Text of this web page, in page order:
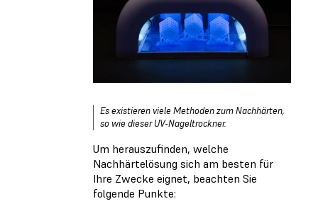
Es existieren viele Methoden zum Nachhärten,
so wie dieser UV-Nageltrockner.
Um herauszufinden, welche
Nachhärtelösung sich am besten für
Ihre Zwecke eignet, beachten Sie
folgende Punkte: